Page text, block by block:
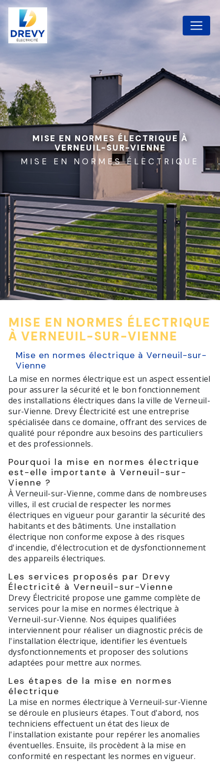
MISE EN NORMES ÉLECTRIQUE À
VERNEUIL-SUR-VIENNE
MISE EN NORMES ÉLECTRIQUE
MISE EN NORMES ÉLECTRIQUE
À VERNEUIL-SUR-VIENNE
Mise en normes électrique à Verneuil-sur-
Vienne
La mise en normes électrique est un aspect essentiel
pour assurer la sécurité et le bon fonctionnement
des installations électriques dans la ville de Verneuil-
sur-Vienne. Drevy Électricité est une entreprise
spécialisée dans ce domaine, offrant des services de
qualité pour répondre aux besoins des particuliers
et des professionnels.
Pourquoi la mise en normes électrique
est-elle importante à Verneuil-sur-
Vienne ?
À Verneuil-sur-Vienne, comme dans de nombreuses
villes, il est crucial de respecter les normes
électriques en vigueur pour garantir la sécurité des
habitants et des bâtiments. Une installation
électrique non conforme expose à des risques
d'incendie, d'électrocution et de dysfonctionnement
des appareils électriques.
Les services proposés par Drevy
Électricité à Verneuil-sur-Vienne
Drevy Électricité propose une gamme complète de
services pour la mise en normes électrique à
Verneuil-sur-Vienne. Nos équipes qualifiées
interviennent pour réaliser un diagnostic précis de
l'installation électrique, identifier les éventuels
dysfonctionnements et proposer des solutions
adaptées pour mettre aux normes.
Les étapes de la mise en normes
électrique
La mise en normes électrique à Verneuil-sur-Vienne
se déroule en plusieurs étapes. Tout d'abord, nos
techniciens effectuent un état des lieux de
l'installation existante pour repérer les anomalies
éventuelles. Ensuite, ils procèdent à la mise en
conformité en respectant les normes en vigueur.
Panneau de gestion des cookies